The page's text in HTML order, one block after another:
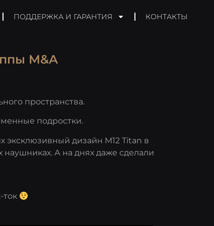
ПОДДЕРЖКА И ГАРАНТИЯ КОНТАКТЫ
M&A
пространства.
подростки.
дизайн M12 Titan в
А на днях даже сделали
ток